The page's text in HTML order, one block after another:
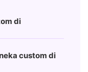
di
custom di